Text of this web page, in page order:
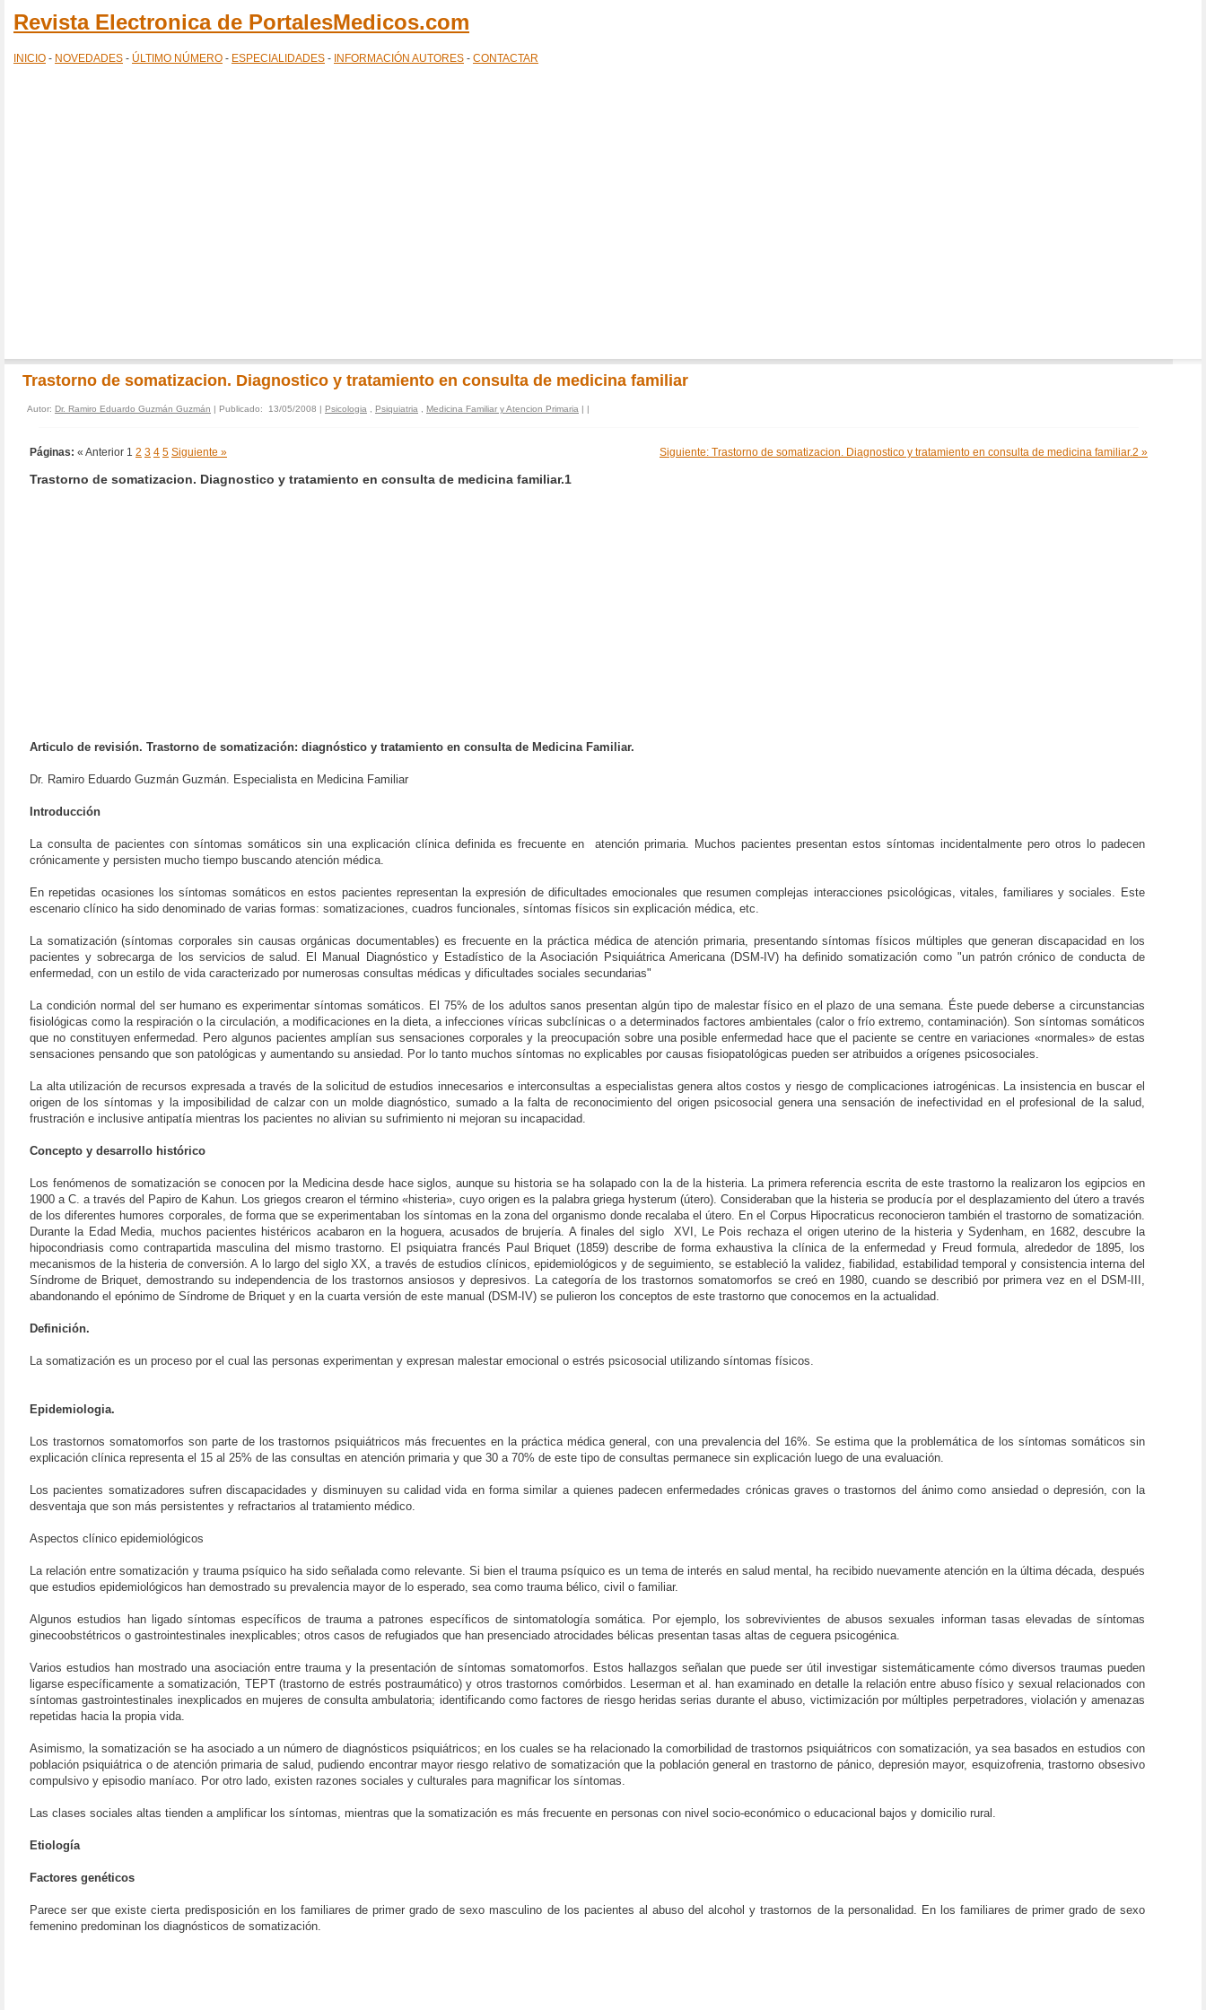
Revista Electronica de PortalesMedicos.com
INICIO - NOVEDADES - ÚLTIMO NÚMERO - ESPECIALIDADES - INFORMACIÓN AUTORES - CONTACTAR
Trastorno de somatizacion. Diagnostico y tratamiento en consulta de medicina familiar
Autor: Dr. Ramiro Eduardo Guzmán Guzmán | Publicado: 13/05/2008 | Psicologia Psiquiatria Medicina Familiar y Atencion Primaria | |
Páginas: « Anterior 1 2 3 4 5 Siguiente » Siguiente: Trastorno de somatizacion. Diagnostico y tratamiento en consulta de medicina familiar.2 »
Trastorno de somatizacion. Diagnostico y tratamiento en consulta de medicina familiar.1
Articulo de revisión. Trastorno de somatización: diagnóstico y tratamiento en consulta de Medicina Familiar.
Dr. Ramiro Eduardo Guzmán Guzmán. Especialista en Medicina Familiar
Introducción
La consulta de pacientes con síntomas somáticos sin una explicación clínica definida es frecuente en
atención primaria. Muchos pacientes presentan estos síntomas incidentalmente pero otros lo padecen
crónicamente y persisten mucho tiempo buscando atención médica.
En repetidas ocasiones los síntomas somáticos en estos pacientes representan la expresión de dificultades emocionales que resumen complejas interacciones psicológicas, vitales, familiares y sociales. Este
escenario clínico ha sido denominado de varias formas: somatizaciones, cuadros funcionales, síntomas físicos sin explicación médica, etc.
La somatización (síntomas corporales sin causas orgánicas documentables) es frecuente en la práctica médica de atención primaria, presentando síntomas físicos múltiples que generan discapacidad en los
pacientes y sobrecarga de los servicios de salud. El Manual Diagnóstico y Estadístico de la Asociación Psiquiátrica Americana (DSM-IV) ha definido somatización como "un patrón crónico de conducta de
enfermedad, con un estilo de vida caracterizado por numerosas consultas médicas y dificultades sociales secundarias"
La condición normal del ser humano es experimentar síntomas somáticos. El 75% de los adultos sanos presentan algún tipo de malestar físico en el plazo de una semana. Éste puede deberse a circunstancias
fisiológicas como la respiración o la circulación, a modificaciones en la dieta, a infecciones víricas subclínicas o a determinados factores ambientales (calor o frío extremo, contaminación). Son síntomas somáticos
que no constituyen enfermedad. Pero algunos pacientes amplían sus sensaciones corporales y la preocupación sobre una posible enfermedad hace que el paciente se centre en variaciones «normales» de estas
sensaciones pensando que son patológicas y aumentando su ansiedad. Por lo tanto muchos síntomas no explicables por causas fisiopatológicas pueden ser atribuidos a orígenes psicosociales.
La alta utilización de recursos expresada a través de la solicitud de estudios innecesarios e interconsultas a especialistas genera altos costos y riesgo de complicaciones iatrogénicas. La insistencia en buscar el
origen de los síntomas y la imposibilidad de calzar con un molde diagnóstico, sumado a la falta de reconocimiento del origen psicosocial genera una sensación de inefectividad en el profesional de la salud,
frustración e inclusive antipatía mientras los pacientes no alivian su sufrimiento ni mejoran su incapacidad.
Concepto y desarrollo histórico
Los fenómenos de somatización se conocen por la Medicina desde hace siglos, aunque su historia se ha solapado con la de la histeria. La primera referencia escrita de este trastorno la realizaron los egipcios en
1900 a C. a través del Papiro de Kahun. Los griegos crearon el término «histeria», cuyo origen es la palabra griega hysterum (útero). Consideraban que la histeria se producía por el desplazamiento del útero a través
de los diferentes humores corporales, de forma que se experimentaban los síntomas en la zona del organismo donde recalaba el útero. En el Corpus Hipocraticus reconocieron también el trastorno de somatización.
Durante la Edad Media, muchos pacientes histéricos acabaron en la hoguera, acusados de brujería. A finales del siglo
XVI, Le Pois rechaza el origen uterino de la histeria y Sydenham, en 1682, descubre la
hipocondriasis como contrapartida masculina del mismo trastorno. El psiquiatra francés Paul Briquet (1859) describe de forma exhaustiva la clínica de la enfermedad y Freud formula, alrededor de 1895, los
mecanismos de la histeria de conversión. A lo largo del siglo XX, a través de estudios clínicos, epidemiológicos y de seguimiento, se estableció la validez, fiabilidad, estabilidad temporal y consistencia interna del
Síndrome de Briquet, demostrando su independencia de los trastornos ansiosos y depresivos. La categoría de los trastornos somatomorfos se creó en 1980, cuando se describió por primera vez en el DSM-III,
abandonando el epónimo de Síndrome de Briquet y en la cuarta versión de este manual (DSM-IV) se pulieron los conceptos de este trastorno que conocemos en la actualidad.
Definición.
La somatización es un proceso por el cual las personas experimentan y expresan malestar emocional o estrés psicosocial utilizando síntomas físicos.
Epidemiologia.
Los trastornos somatomorfos son parte de los trastornos psiquiátricos más frecuentes en la práctica médica general, con una prevalencia del 16%. Se estima que la problemática de los síntomas somáticos sin
explicación clínica representa el 15 al 25% de las consultas en atención primaria y que 30 a 70% de este tipo de consultas permanece sin explicación luego de una evaluación.
Los pacientes somatizadores sufren discapacidades y disminuyen su calidad vida en forma similar a quienes padecen enfermedades crónicas graves o trastornos del ánimo como ansiedad o depresión, con la
desventaja que son más persistentes y refractarios al tratamiento médico.
Aspectos clínico epidemiológicos
La relación entre somatización y trauma psíquico ha sido señalada como relevante. Si bien el trauma psíquico es un tema de interés en salud mental, ha recibido nuevamente atención en la última década, después
que estudios epidemiológicos han demostrado su prevalencia mayor de lo esperado, sea como trauma bélico, civil o familiar.
Algunos estudios han ligado síntomas específicos de trauma a patrones específicos de sintomatología somática. Por ejemplo, los sobrevivientes de abusos sexuales informan tasas elevadas de síntomas
ginecoobstétricos o gastrointestinales inexplicables; otros casos de refugiados que han presenciado atrocidades bélicas presentan tasas altas de ceguera psicogénica.
Varios estudios han mostrado una asociación entre trauma y la presentación de síntomas somatomorfos. Estos hallazgos señalan que puede ser útil investigar sistemáticamente cómo diversos traumas pueden
ligarse específicamente a somatización, TEPT (trastorno de estrés postraumático) y otros trastornos comórbidos. Leserman et al. han examinado en detalle la relación entre abuso físico y sexual relacionados con
síntomas gastrointestinales inexplicados en mujeres de consulta ambulatoria; identificando como factores de riesgo heridas serias durante el abuso, victimización por múltiples perpetradores, violación y amenazas
repetidas hacia la propia vida.
Asimismo, la somatización se ha asociado a un número de diagnósticos psiquiátricos; en los cuales se ha relacionado la comorbilidad de trastornos psiquiátricos con somatización, ya sea basados en estudios con
población psiquiátrica o de atención primaria de salud, pudiendo encontrar mayor riesgo relativo de somatización que la población general en trastorno de pánico, depresión mayor, esquizofrenia, trastorno obsesivo
compulsivo y episodio maníaco. Por otro lado, existen razones sociales y culturales para magnificar los síntomas.
Las clases sociales altas tienden a amplificar los síntomas, mientras que la somatización es más frecuente en personas con nivel socio-económico o educacional bajos y domicilio rural.
Etiología
Factores genéticos
Parece ser que existe cierta predisposición en los familiares de primer grado de sexo masculino de los pacientes al abuso del alcohol y trastornos de la personalidad. En los familiares de primer grado de sexo
femenino predominan los diagnósticos de somatización.